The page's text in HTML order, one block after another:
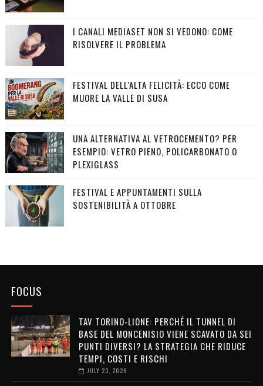
I CANALI MEDIASET NON SI VEDONO: COME
RISOLVERE IL PROBLEMA
FESTIVAL DELL'ALTA FELICITÀ: ECCO COME
MUORE LA VALLE DI SUSA
UNA ALTERNATIVA AL VETROCEMENTO? PER
ESEMPIO: VETRO PIENO, POLICARBONATO O
PLEXIGLASS
FESTIVAL E APPUNTAMENTI SULLA
SOSTENIBILITÀ A OTTOBRE
FOCUS
TAV TORINO-LIONE: PERCHÉ IL TUNNEL DI
BASE DEL MONCENISIO VIENE SCAVATO DA SEI
PUNTI DIVERSI? LA STRATEGIA CHE RIDUCE
TEMPI, COSTI E RISCHI
JULY 23, 2026